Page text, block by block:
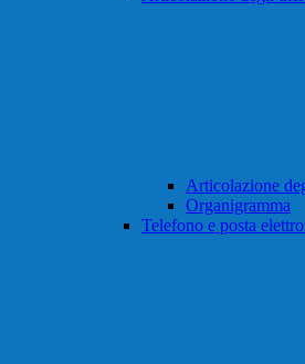
Articolazione
Organigramma
Telefono e posta